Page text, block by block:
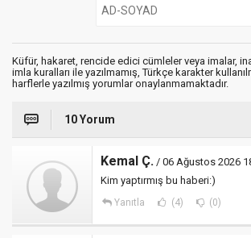
Küfür, hakaret, rencide edici cümleler veya imalar,
imla kuralları ile yazılmamış, Türkçe karakter
harflerle yazılmış yorumlar onaylanmamaktadır.
10 Yorum
Kemal Ç. / 06 Ağustos 2026
Kim yaptırmış bu haberi:)
Yanıtla (4) (0)